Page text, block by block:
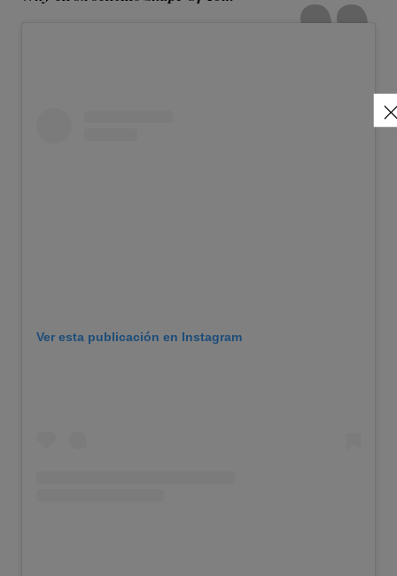
Ver esta publicación en Instagram